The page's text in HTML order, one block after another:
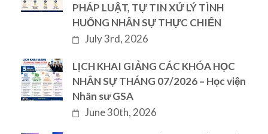
PHÁP LUẬT, TỰ TIN XỬ LÝ TÌNH
HUỐNG NHÂN SỰ THỰC CHIẾN
July 3rd, 2026
LỊCH KHAI GIẢNG CÁC KHÓA HỌC
NHÂN SỰ THÁNG 07/2026 – Học viện
Nhân sư GSA
June 30th, 2026